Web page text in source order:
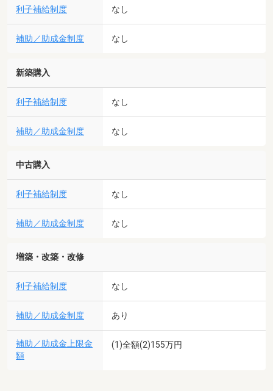
利子補給制度 なし
補助／助成金制度 なし
新築購入
利子補給制度 なし
補助／助成金制度 なし
中古購入
利子補給制度 なし
補助／助成金制度 なし
増築・改築・改修
利子補給制度 なし
補助／助成金制度 あり
補助／助成金上限金
額
(1)全額(2)155万円